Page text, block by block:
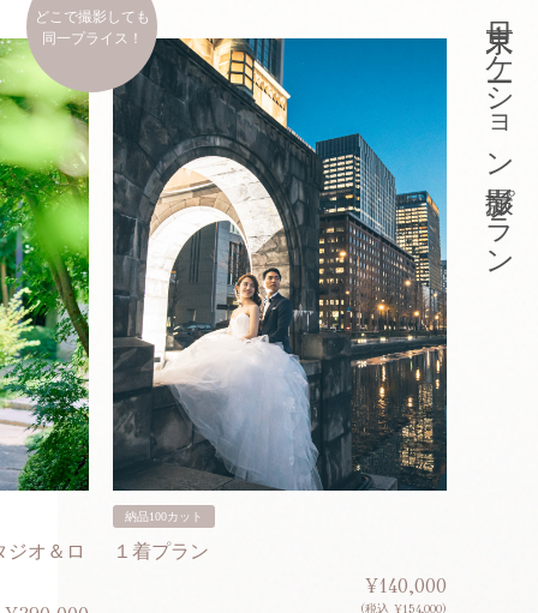
どこで撮影しても
同一プライス！
ジオ＆ロ
納品100カット
１着プラン
¥140,000
(税込 ¥154,000)
東京ロケーション撮影プラン